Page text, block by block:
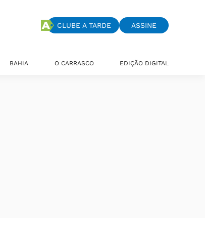
CLUBE A TARDE ASSINE
BAHIA O CARRASCO EDIÇÃO DIGITAL